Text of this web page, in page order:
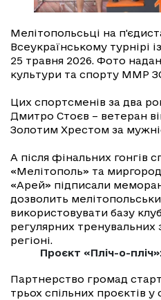
Мелітопольсьці на
Всеукраїнському турнірі
25 травня 2026. Фото
культури та спорту ММР
Цих спортсменів за два
Дмитро Стоєв – ветеран
Золотим Хрестом за
А після фінальних гонгів
«Мелітополь» та
«Арей» підписали
дозволить
використовувати базу
регулярних тренувальних
регіоні.
Проєкт «Пліч-о-
Партнерство громад
трьох спільних проєктів